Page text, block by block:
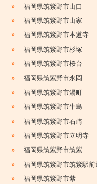
» 福岡県筑紫野市山口
» 福岡県筑紫野市山家
» 福岡県筑紫野市本道寺
» 福岡県筑紫野市杉塚
» 福岡県筑紫野市桜台
» 福岡県筑紫野市永岡
» 福岡県筑紫野市湯町
» 福岡県筑紫野市牛島
» 福岡県筑紫野市石崎
» 福岡県筑紫野市立明寺
» 福岡県筑紫野市筑紫
» 福岡県筑紫野市筑紫駅前
» 福岡県筑紫野市紫